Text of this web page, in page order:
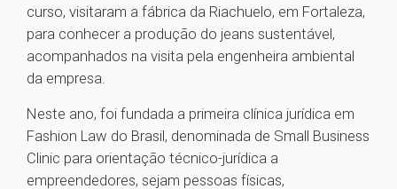
curso, visitaram a fábrica da Riachuelo, em Fortaleza,
para conhecer a produção do jeans sustentável,
acompanhados na visita pela engenheira ambiental
da empresa.
Neste ano, foi fundada a primeira clínica jurídica em
Fashion Law do Brasil, denominada de Small Business
Clinic para orientação técnico-jurídica a
empreendedores, sejam pessoas físicas,